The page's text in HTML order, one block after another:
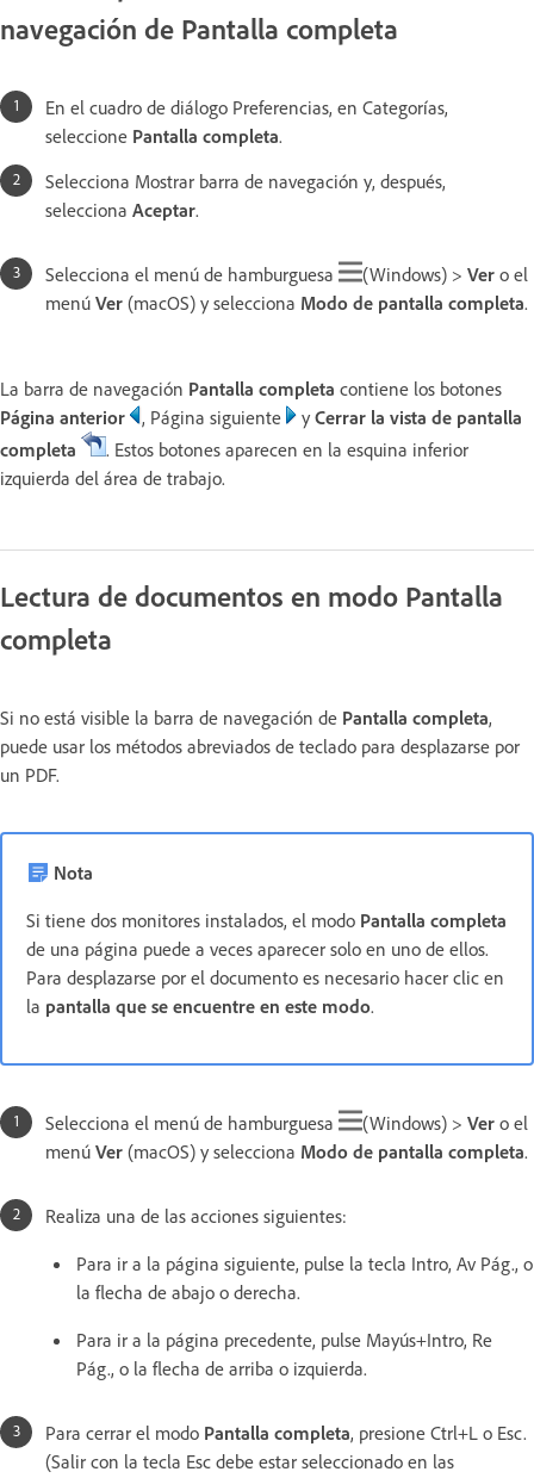
navegación de Pantalla completa
En el cuadro de diálogo Preferencias, en Categorías,
seleccione Pantalla completa.
Selecciona Mostrar barra de navegación y, después,
selecciona Aceptar.
Selecciona el menú de hamburguesa (Windows) > Ver o el
menú Ver (macOS) y selecciona Modo de pantalla completa.
La barra de navegación Pantalla completa contiene los botones
Página anterior
, Página siguiente y Cerrar la vista de pantalla
completa
. Estos botones aparecen en la esquina inferior
izquierda del área de trabajo.
Lectura de documentos en modo Pantalla
completa
Si no está visible la barra de navegación de Pantalla completa,
puede usar los métodos abreviados de teclado para desplazarse por
un PDF.
Nota
Si tiene dos monitores instalados, el modo Pantalla completa
de una página puede a veces aparecer solo en uno de ellos.
Para desplazarse por el documento es necesario hacer clic en
la pantalla que se encuentre en este modo.
Selecciona el menú de hamburguesa (Windows) > Ver o el
menú Ver (macOS) y selecciona Modo de pantalla completa.
Realiza una de las acciones siguientes:
Para ir a la página siguiente, pulse la tecla Intro, Av Pág., o
la flecha de abajo o derecha.
Para ir a la página precedente, pulse Mayús+Intro, Re
Pág., o la flecha de arriba o izquierda.
Para cerrar el modo Pantalla completa, presione Ctrl+L o Esc.
(Salir con la tecla Esc debe estar seleccionado en las